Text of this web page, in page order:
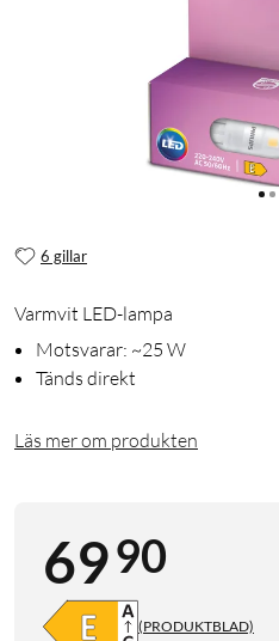
6 gillar
Varmvit LED-lampa
Motsvarar: ~25 W
Tänds direkt
Läs mer om produkten
6990
(PRODUKTBLAD)